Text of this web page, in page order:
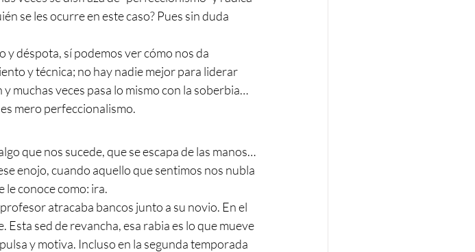
se les ocurre en este caso? Pues sin duda
déspota, sí podemos ver cómo nos da
y técnica; no hay nadie mejor para liderar
muchas veces pasa lo mismo con la soberbia…
mero perfeccionalismo.
que nos sucede, que se escapa de las manos…
enojo, cuando aquello que sentimos nos nubla
le conoce como: ira.
atracaba bancos junto a su novio. En el
sed de revancha, esa rabia es lo que mueve
y motiva. Incluso en la segunda temporada